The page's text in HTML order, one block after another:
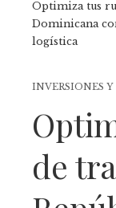
Optimiza tus
Dominicana
logística
INVERSIONES Y
de